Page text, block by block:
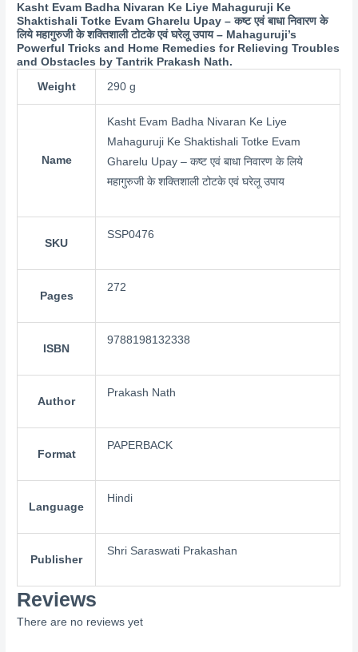
quantity
Kasht Evam Badha Nivaran Ke Liye Mahaguruji Ke
Shaktishali Totke Evam Gharelu Upay – कष्ट एवं बाधा निवारण के
लिये महागुरुजी के शक्तिशाली टोटके एवं घरेलू उपाय – Mahaguruji’s
Powerful Tricks and Home Remedies for Relieving Troubles
and Obstacles by Tantrik Prakash Nath.
Weight 290 g
Name
Kasht Evam Badha Nivaran Ke Liye
Mahaguruji Ke Shaktishali Totke Evam
Gharelu Upay – कष्ट एवं बाधा निवारण के लिये
महागुरुजी के शक्तिशाली टोटके एवं घरेलू उपाय
SKU
SSP0476
Pages
272
ISBN
9788198132338
Author
Prakash Nath
Format
PAPERBACK
Language
Hindi
Publisher
Shri Saraswati Prakashan
Reviews
There are no reviews yet